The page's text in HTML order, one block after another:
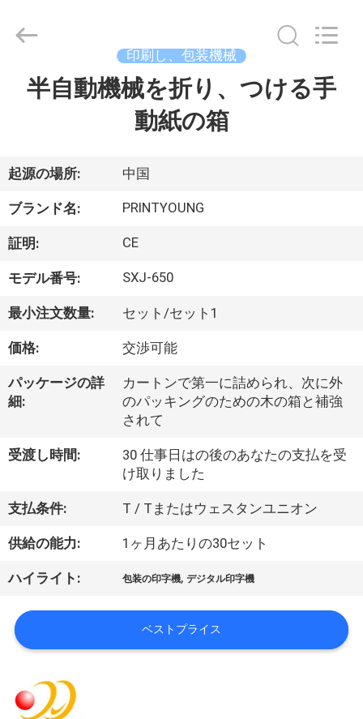
ロ
ダ
ク
ト
デ
オ
私
に
つ
い
て
場
2015
International
Industry
印刷し、包装機械
半自動機械を折り、つける手
動紙の箱
起源の場所: 中国
ブランド名: PRINTYOUNG
証明: CE
モデル番号: SXJ-650
最小注文数量: セット/セット1
価格: 交渉可能
パッケージの詳
細:
カートンで第一に詰められ、次に外
のパッキングのための木の箱と補強
されて
受渡し時間:
30 仕事日はの後のあなたの支払を受
け取りました
支払条件: T / Tまたはウェスタンユニオン
供給の能力: 1ヶ月あたりの30セット
ハイライト: 包装の印字機,デジタル印字機
ベストプライス